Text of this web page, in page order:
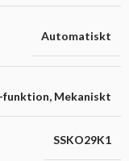
Automatiskt
funktion, Mekaniskt
SSKO29K1